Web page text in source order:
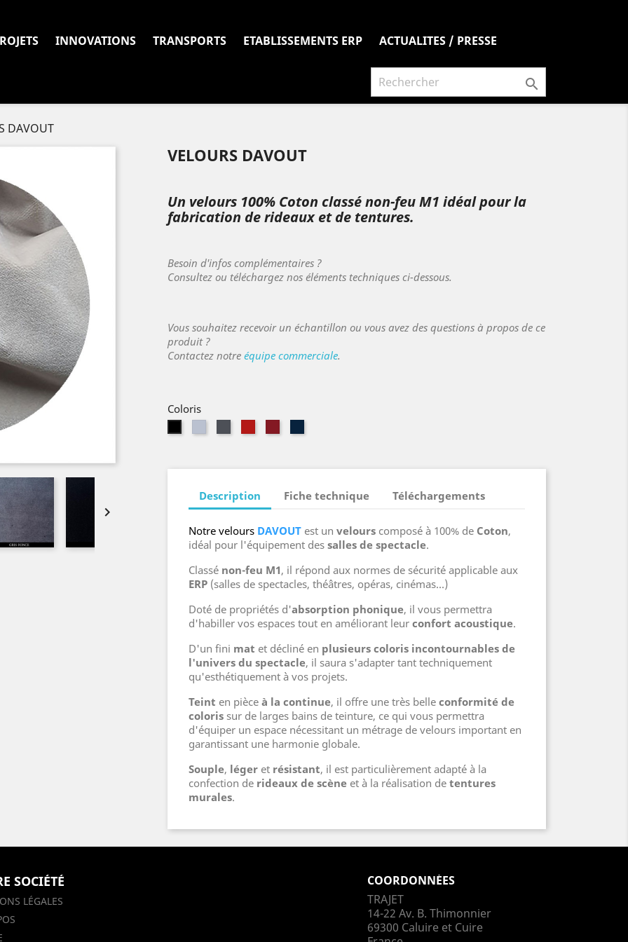
INNOVATIONS TRANSPORTS ETABLISSEMENTS ERP ACTUALITES / PRESSE

DAVOUT

VELOURS DAVOUT
Un velours 100% Coton classé non-feu M1 idéal pour la
fabrication de rideaux et de tentures.
Besoin d'infos complémentaires ?
Consultez ou téléchargez nos éléments techniques ci-dessous.
Vous souhaitez recevoir un échantillon ou vous avez des questions à propos de ce
produit ?
Contactez notre équipe commerciale.
Coloris
Description Fiche technique Téléchargements
Notre velours DAVOUT est un velours composé à 100% de Coton,
idéal pour l'équipement des salles de spectacle.
Classé non-feu M1, il répond aux normes de sécurité applicable aux
ERP (salles de spectacles, théâtres, opéras, cinémas...)
Doté de propriétés d'absorption phonique, il vous permettra
d'habiller vos espaces tout en améliorant leur confort acoustique.
D'un fini mat et décliné en plusieurs coloris incontournables de
l'univers du spectacle, il saura s'adapter tant techniquement
qu'esthétiquement à vos projets.
Teint en pièce à la continue, il offre une très belle conformité de
coloris sur de larges bains de teinture, ce qui vous permettra
d'équiper un espace nécessitant un métrage de velours important en
garantissant une harmonie globale.
Souple, léger et résistant, il est particulièrement adapté à la
confection de rideaux de scène et à la réalisation de tentures
murales.
SOCIÉTÉ
LÉGALES
COORDONNÉES
TRAJET
14-22 Av. B. Thimonnier
69300 Caluire et Cuire